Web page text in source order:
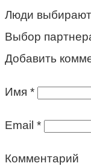
Люди выбирают
Выбор
Добавить
Имя *
Email *
Комментарий